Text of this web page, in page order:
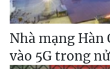
Nhà mạng Hàn
vào 5G trong